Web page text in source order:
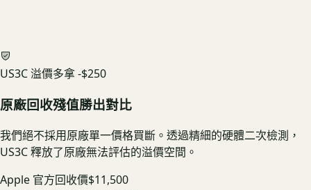
US3C 溢價多拿-$250
原廠回收殘值勝出對比
我們絕不採用原廠單一價格買斷。透過精細的硬體二次檢測，
US3C 釋放了原廠無法評估的溢價空間。
Apple 官方回收價$11,500